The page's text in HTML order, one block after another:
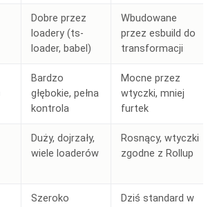
Dobre przez
loadery (ts-
loader, babel)
Wbudowane
przez esbuild do
transformacji
Bardzo
głębokie, pełna
kontrola
Mocne przez
wtyczki, mniej
furtek
Duży, dojrzały,
wiele loaderów
Rosnący, wtyczki
zgodne z Rollup
Szeroko
Dziś standard w